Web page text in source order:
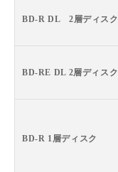
BD-R DL 2層ディスク
BD-RE DL 2層ディスク
BD-R 1層ディスク